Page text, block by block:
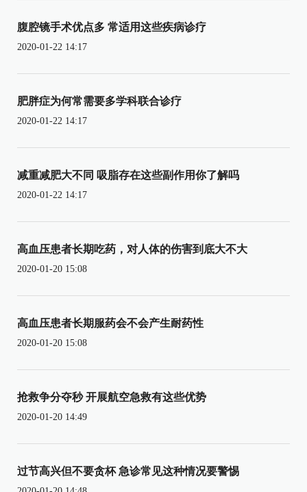
腹腔镜手术优点多 常适用这些疾病诊疗
2020-01-22 14:17
肥胖症为何常需要多学科联合诊疗
2020-01-22 14:17
减重减肥大不同 吸脂存在这些副作用你了解吗
2020-01-22 14:17
高血压患者长期吃药，对人体的伤害到底大不大
2020-01-20 15:08
高血压患者长期服药会不会产生耐药性
2020-01-20 15:08
抢救争分夺秒 开展航空急救有这些优势
2020-01-20 14:49
过节高兴但不要贪杯 急诊常见这种情况要警惕